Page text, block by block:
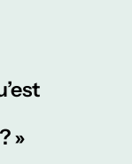
»